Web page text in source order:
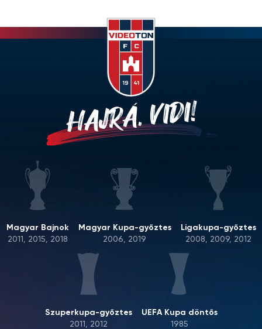
HAJRÁ, VIDI!
Magyar Bajnok
2011, 2015, 2018
Magyar Kupa-győztes
2006, 2019
Ligakupa-győztes
2008, 2009, 2012
Szuperkupa-győztes
2011, 2012
UEFA Kupa döntős
1985